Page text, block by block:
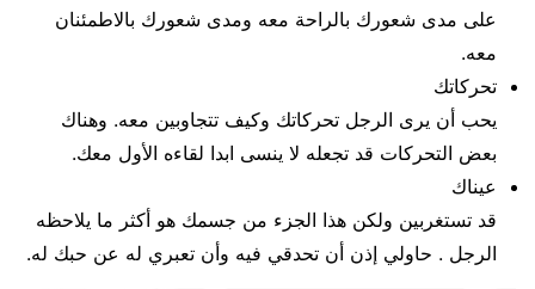
على مدى شعورك بالراحة معه ومدى شعورك بالاطمئنان
معه.
تحركاتك
يحب أن يرى الرجل تحركاتك وكيف تتجاوبين معه. وهناك
بعض التحركات قد تجعله لا ينسى ابدا لقاءه الأول معك.
عيناك
قد تستغربين ولكن هذا الجزء من جسمك هو أكثر ما يلاحظه
الرجل . حاولي إذن أن تحدقي فيه وأن تعبري له عن حبك له.